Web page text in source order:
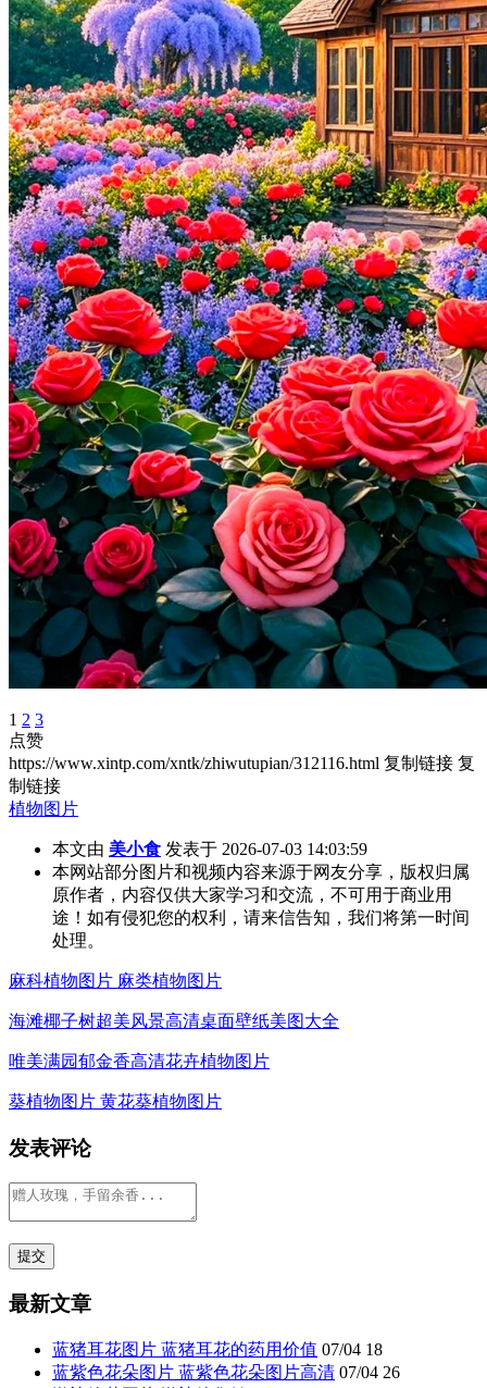
1 2 3
点赞
https://www.xintp.com/xntk/zhiwutupian/312116.html 复制链接 复
制链接
植物图片
本文由 美小食 发表于 2026-07-03 14:03:59
本网站部分图片和视频内容来源于网友分享，版权归属
原作者，内容仅供大家学习和交流，不可用于商业用
途！如有侵犯您的权利，请来信告知，我们将第一时间
处理。
麻科植物图片 麻类植物图片
海滩椰子树超美风景高清桌面壁纸美图大全
唯美满园郁金香高清花卉植物图片
葵植物图片 黄花葵植物图片
发表评论
最新文章
蓝猪耳花图片 蓝猪耳花的药用价值 07/04 18
蓝紫色花朵图片 蓝紫色花朵图片高清 07/04 26